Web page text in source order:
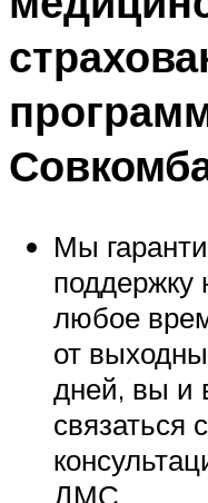
Мы
любое
от
дней, вы и
связаться
ДМС.